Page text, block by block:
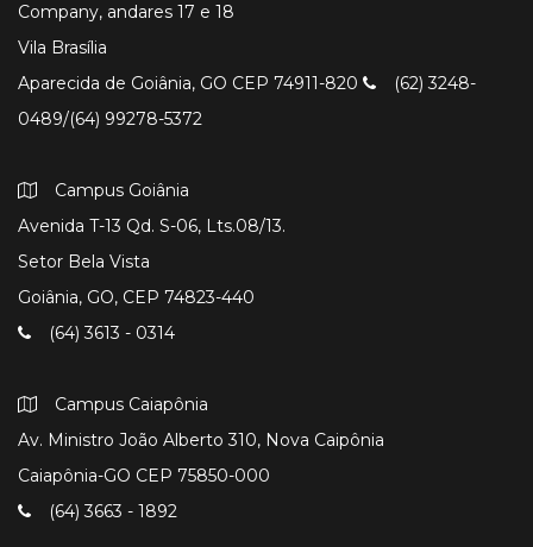
Company, andares 17 e 18
Vila Brasília
Aparecida de Goiânia, GO CEP 74911-820
(62) 3248-
0489/(64) 99278-5372
Campus Goiânia
Avenida T-13 Qd. S-06, Lts.08/13.
Setor Bela Vista
Goiânia, GO, CEP 74823-440
(64) 3613 - 0314
Campus Caiapônia
Av. Ministro João Alberto 310, Nova Caipônia
Caiapônia-GO CEP 75850-000
(64) 3663 - 1892